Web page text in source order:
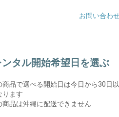
お問い合わ
ンタル開始希望日を選ぶ
商品で選べる開始日は今日から30日
ります
商品は沖縄に配送できません